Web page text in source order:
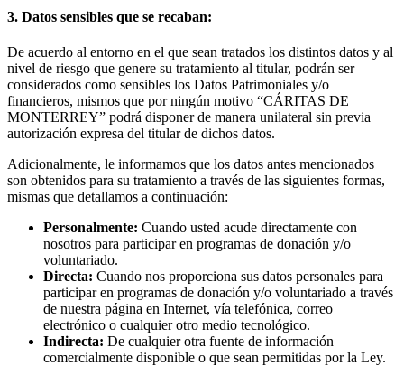
3. Datos sensibles que se recaban:
De acuerdo al entorno en el que sean tratados los distintos datos y al
nivel de riesgo que genere su tratamiento al titular, podrán ser
considerados como sensibles los Datos Patrimoniales y/o
financieros, mismos que por ningún motivo “CÁRITAS DE
MONTERREY” podrá disponer de manera unilateral sin previa
autorización expresa del titular de dichos datos.
Adicionalmente, le informamos que los datos antes mencionados
son obtenidos para su tratamiento a través de las siguientes formas,
mismas que detallamos a continuación:
Personalmente: Cuando usted acude directamente con
nosotros para participar en programas de donación y/o
voluntariado.
Directa: Cuando nos proporciona sus datos personales para
participar en programas de donación y/o voluntariado a través
de nuestra página en Internet, vía telefónica, correo
electrónico o cualquier otro medio tecnológico.
Indirecta: De cualquier otra fuente de información
comercialmente disponible o que sean permitidas por la Ley.